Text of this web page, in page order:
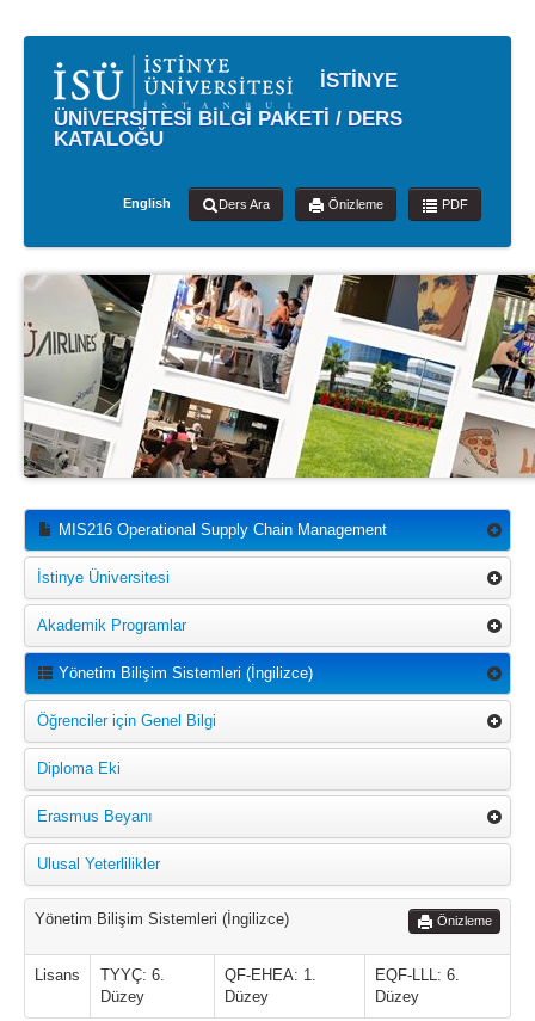
İSTİNYE
ÜNİVERSİTESİ BİLGİ PAKETİ / DERS
KATALOĞU
English Ders Ara Önizleme PDF
MIS216 Operational Supply Chain Management
İstinye Üniversitesi
Akademik Programlar
Yönetim Bilişim Sistemleri (İngilizce)
Öğrenciler için Genel Bilgi
Diploma Eki
Erasmus Beyanı
Ulusal Yeterlilikler
Yönetim Bilişim Sistemleri (İngilizce) Önizleme
Lisans
TYYÇ: 6.
Düzey
QF-EHEA: 1.
Düzey
EQF-LLL: 6.
Düzey